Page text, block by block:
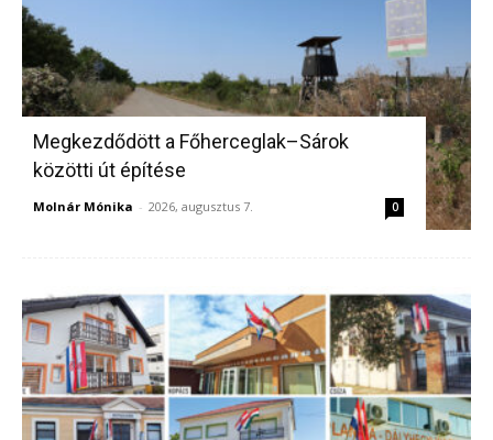
Megkezdődött a Főherceglak–Sárok
közötti út építése
Molnár Mónika - 2026, augusztus 7. 0